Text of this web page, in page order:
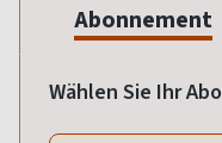
Abonnement
Wählen Sie Ihr Abo